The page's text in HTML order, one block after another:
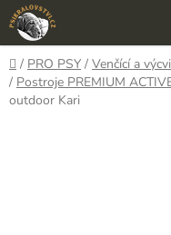
Přejít
na
obsah
Domů
/ PRO PSY / Venčící a
/ Postroje PREMIUM
outdoor Kari